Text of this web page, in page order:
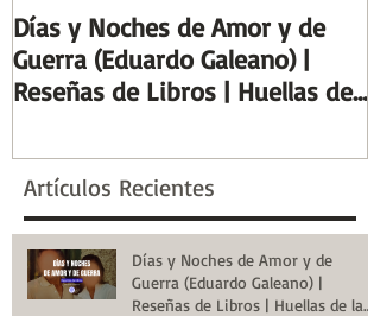
Días y Noches de Amor y de
Guerra (Eduardo Galeano) |
Reseñas de Libros | Huellas de
Artículos Recientes
Días y Noches de Amor y de
Guerra (Eduardo Galeano) |
Reseñas de Libros | Huellas de la